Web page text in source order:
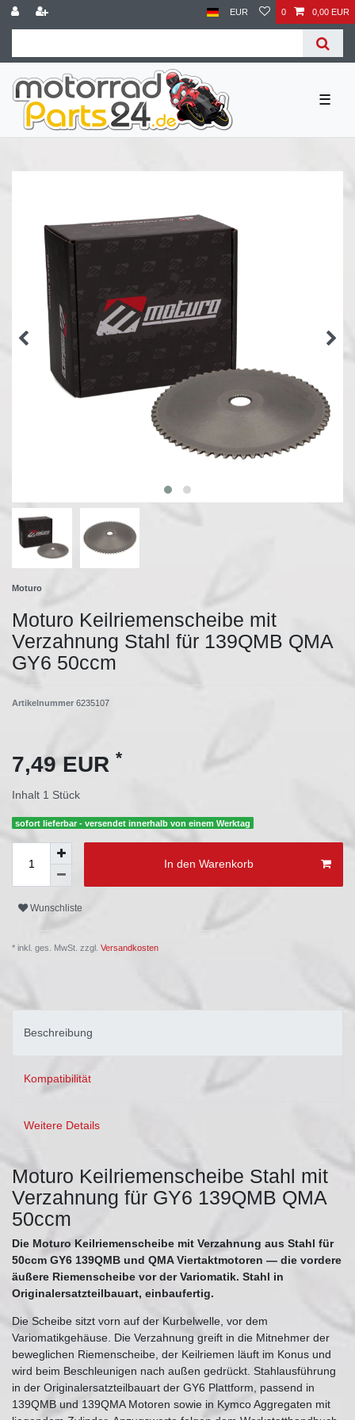
EUR 0 0,00 EUR
☰
Moturo
Moturo Keilriemenscheibe mit
Verzahnung Stahl für 139QMB QMA
GY6 50ccm
Artikelnummer 6235107
7,49 EUR *
Inhalt 1 Stück
sofort lieferbar - versendet innerhalb von einem Werktag
In den Warenkorb
Wunschliste
* inkl. ges. MwSt. zzgl. Versandkosten
Beschreibung
Kompatibilität
Weitere Details
Moturo Keilriemenscheibe Stahl mit
Verzahnung für GY6 139QMB QMA
50ccm
Die Moturo Keilriemenscheibe mit Verzahnung aus Stahl für
50ccm GY6 139QMB und QMA Viertaktmotoren — die vordere
äußere Riemenscheibe vor der Variomatik. Stahl in
Originalersatzteilbauart, einbaufertig.
Die Scheibe sitzt vorn auf der Kurbelwelle, vor dem
Variomatikgehäuse. Die Verzahnung greift in die Mitnehmer der
beweglichen Riemenscheibe, der Keilriemen läuft im Konus und
wird beim Beschleunigen nach außen gedrückt. Stahlausführung
in der Originalersatzteilbauart der GY6 Plattform, passend in
139QMB und 139QMA Motoren sowie in Kymco Aggregaten mit